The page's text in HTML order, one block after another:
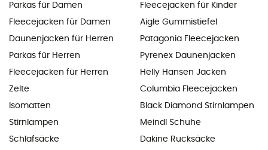
Parkas für Damen
Fleecejacken für Damen
Daunenjacken für Herren
Parkas für Herren
Fleecejacken für Herren
Zelte
Isomatten
Stirnlampen
Schlafsäcke
Fleecejacken für Kinder
Aigle Gummistiefel
Patagonia Fleecejacken
Pyrenex Daunenjacken
Helly Hansen Jacken
Columbia Fleecejacken
Black Diamond Stirnlampen
Meindl Schuhe
Dakine Rucksäcke